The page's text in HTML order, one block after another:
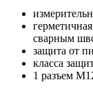
сварным
защита от
класса
1 разъем